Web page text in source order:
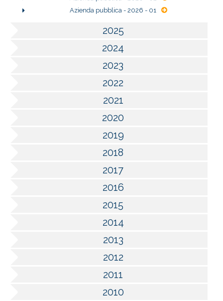
Azienda pubblica - 2026 - 01
2025
2024
2023
2022
2021
2020
2019
2018
2017
2016
2015
2014
2013
2012
2011
2010